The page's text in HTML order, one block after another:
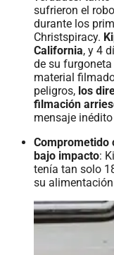
sufrieron el
durante los
Christspiracy.
California, y 4
de su
material
peligros, los
filmación
mensaje
Comprometido
bajo impacto:
tenía tan solo
su